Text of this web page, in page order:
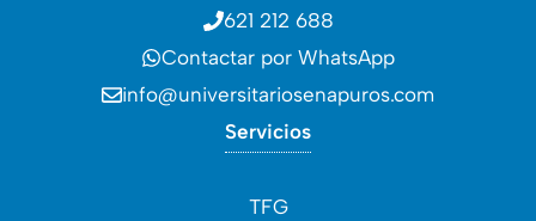
621 212 688
Contactar por WhatsApp
info@universitariosenapuros.com
Servicios
TFG